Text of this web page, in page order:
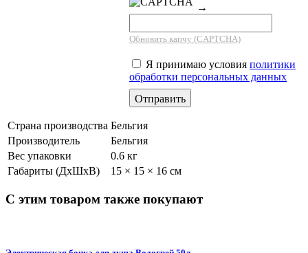
→
Обновить капчу (CAPTCHA)
Я принимаю условия политики
обработки персональных данных
Страна производства Бельгия
Производитель
Бельгия
Вес упаковки
0.6 кг
Габариты (ДхШхВ)
15 × 15 × 16 см
С этим товаром также покупают